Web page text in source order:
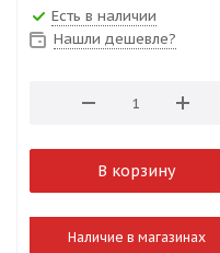
Есть в наличии
Нашли дешевле?
В корзину
Наличие в магазинах